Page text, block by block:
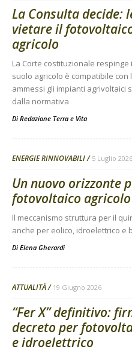
La Consulta decide:
vietare il
agricolo
La Corte costituzionale
suolo agricolo è compatibile
ammessi gli impianti
dalla normativa
Di Redazione Terra e Vita
ENERGIE RINNOVABILI 5 Luglio 2026
Un nuovo orizzonte
fotovoltaico agricolo
Il meccanismo struttura per il
anche per eolico, idroelettrico e
Di Elena Gherardi
ATTUALITÀ 19 Giugno 2026
“Fer X” definitivo:
decreto per
e idroelettrico